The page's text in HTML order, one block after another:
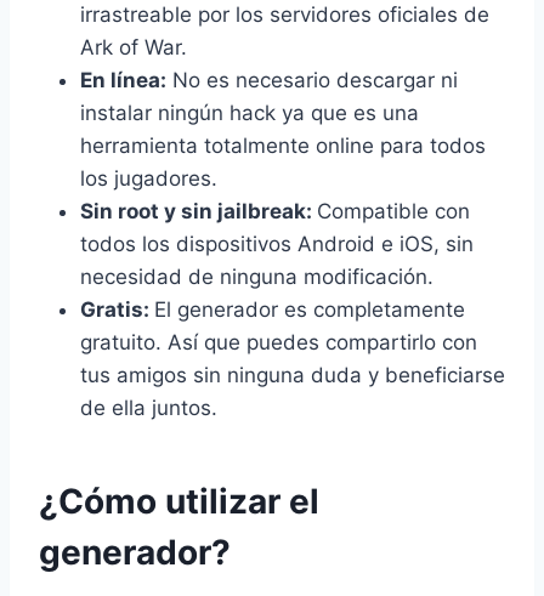
irrastreable por los servidores oficiales de
Ark of War.
En línea: No es necesario descargar ni
instalar ningún hack ya que es una
herramienta totalmente online para todos
los jugadores.
Sin root y sin jailbreak: Compatible con
todos los dispositivos Android e iOS, sin
necesidad de ninguna modificación.
Gratis: El generador es completamente
gratuito. Así que puedes compartirlo con
tus amigos sin ninguna duda y beneficiarse
de ella juntos.
¿Cómo utilizar el
generador?